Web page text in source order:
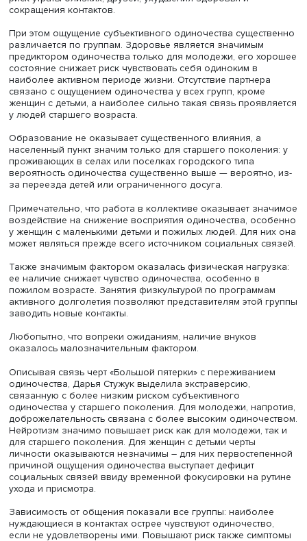
социально-демографических характеристик (возраста,
наличия физической нагрузки. Также принимались во
внимание характеристики индивидуума: выраженность
личности «Большой пятерки» (открытость опыту,
добросовестность, экстраверсия, доброжелательность,
нейротизм), оценка тревожности и депрессии,
общении и восприятия одиночества как ресурсного
состояния.
Исследование показало: одиночество ощущают около
опрошенных, что соответствует мировому уровню. Его
испытывают 41,6% молодежи, 45,9% женщин с детьми
3 лет и 41,7% с детьми младше 7 лет. Вопреки
одинокими значительно реже (18,7%), что примерно
соответствующему показателю у мужчин, имеющих
детей.
Невысокий уровень одиночества у пожилых людей
объясняют их адаптацией к новому периоду жизни и
позитивным восприятием этого состояния, а также
отсутствием в выборке людей старше 74 лет, у
риск утраты близких, друзей, ухудшения здоровья и
сокращения контактов.
различается по группам. Здоровье является значимым
предиктором одиночества только для молодежи, его
состояние снижает риск чувствовать себя одиноким в
наиболее активном периоде жизни. Отсутствие
связано с ощущением одиночества у всех групп, кроме
женщин с детьми, а наиболее сильно такая связь
у людей старшего возраста.
Образование не оказывает существенного влияния, а
населенный пункт значим только для старшего
проживающих в селах или поселках городского типа
вероятность одиночества существенно выше —
за переезда детей или ограниченного досуга.